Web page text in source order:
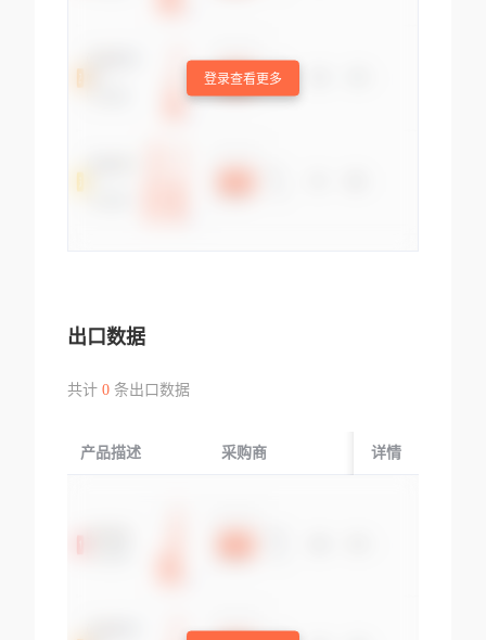
登录查看更多
出口数据
共计 0条出口数据
产品描述 采购商 起运国/地区
详情